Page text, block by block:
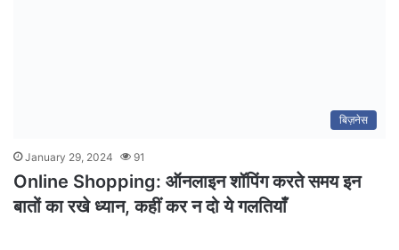
बिज़नेस
January 29, 2024 91
Online Shopping: ऑनलाइन शॉपिंग करते समय इन
बातों का रखे ध्यान, कहीं कर न दो ये गलतियाँ